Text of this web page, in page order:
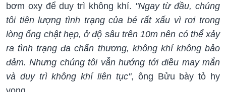
bơm oxy để duy trì không khí. "Ngay từ đầu, chúng
tôi tiên lượng tình trạng của bé rất xấu vì rơi trong
lòng ống chật hẹp, ở độ sâu trên 10m nên có thể xảy
ra tình trạng đa chấn thương, không khí không bảo
đảm. Nhưng chúng tôi vẫn hướng tới điều may mắn
và duy trì không khí liên tục", ông Bửu bày tỏ hy